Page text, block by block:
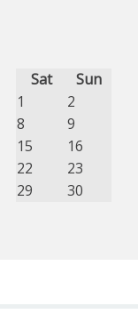
Sat
Sun
1
2
8
9
15
16
22
23
29
30